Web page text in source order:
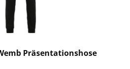
Präsentationshose